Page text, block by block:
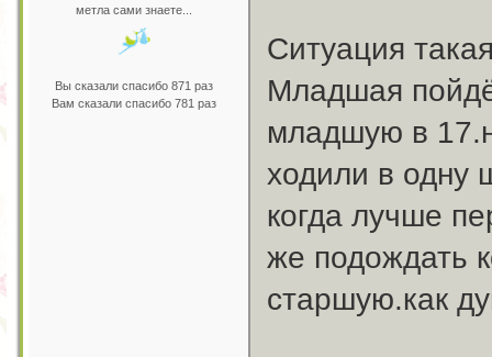
метла сами знаете...
Вы сказали спасибо 871 раз
Вам сказали спасибо 781 раз
Ситуация
Младшая
младшую в
ходили в одну
когда лучше
же подождать
старшую.как